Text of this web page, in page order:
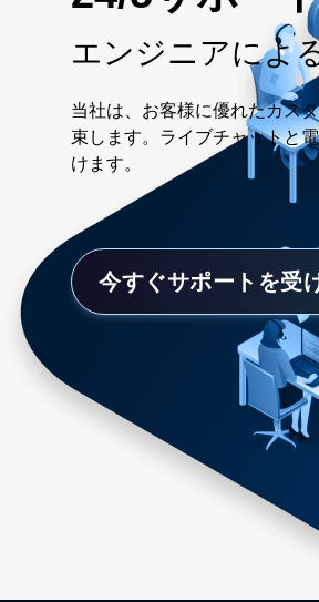
エンジニアによ
当社は、お客様に優れたカス
束します。ライブチャットと
けます。
今すぐサポートを受